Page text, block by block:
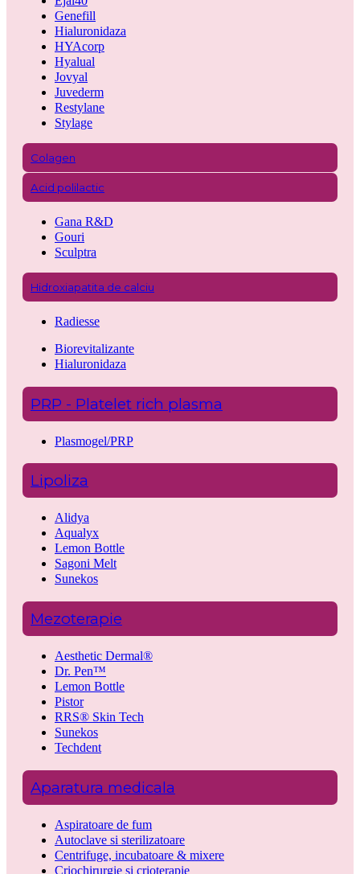
Genefill
Hialuronidaza
HYAcorp
Hyalual
Jovyal
Juvederm
Restylane
Stylage
Colagen
Acid polilactic
Gana R&D
Gouri
Sculptra
Hidroxiapatita de calciu
Radiesse
Biorevitalizante
Hialuronidaza
PRP - Platelet rich plasma
Plasmogel/PRP
Lipoliza
Alidya
Aqualyx
Lemon Bottle
Sagoni Melt
Sunekos
Mezoterapie
Aesthetic Dermal®
Dr. Pen™
Lemon Bottle
Pistor
RRS® Skin Tech
Sunekos
Techdent
Aparatura medicala
Aspiratoare de fum
Autoclave si sterilizatoare
Centrifuge, incubatoare & mixere
Criochirurgie si crioterapie